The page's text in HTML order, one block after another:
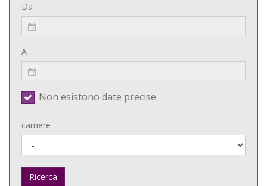
Da
A
Non esistono date precise
camere
Ricerca